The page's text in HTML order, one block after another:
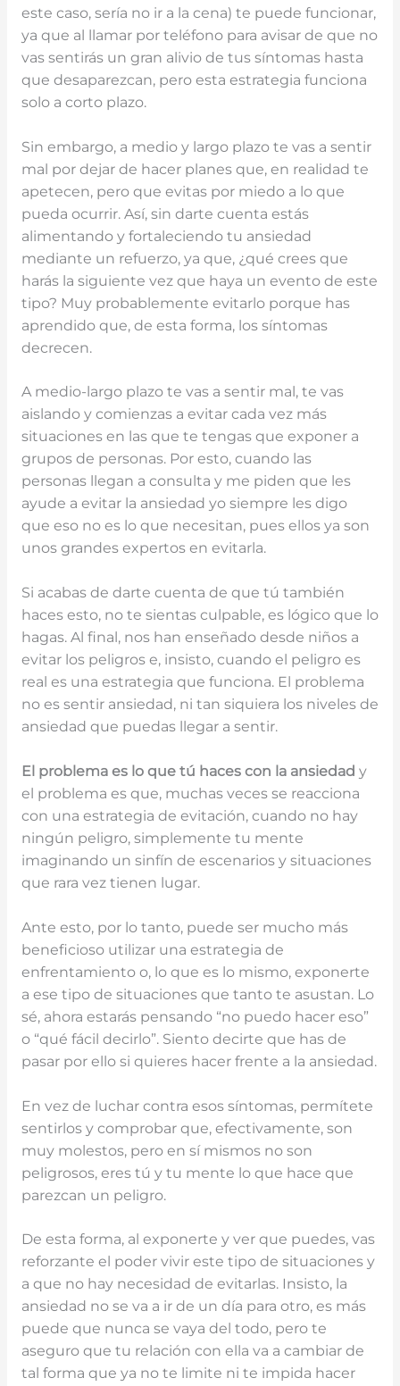
este caso, sería no ir a la cena) te puede funcionar,
ya que al llamar por teléfono para avisar de que no
vas sentirás un gran alivio de tus síntomas hasta
que desaparezcan, pero esta estrategia funciona
solo a corto plazo.
Sin embargo, a medio y largo plazo te vas a sentir
mal por dejar de hacer planes que, en realidad te
apetecen, pero que evitas por miedo a lo que
pueda ocurrir. Así, sin darte cuenta estás
alimentando y fortaleciendo tu ansiedad
mediante un refuerzo, ya que, ¿qué crees que
harás la siguiente vez que haya un evento de este
tipo? Muy probablemente evitarlo porque has
aprendido que, de esta forma, los síntomas
decrecen.
A medio-largo plazo te vas a sentir mal, te vas
aislando y comienzas a evitar cada vez más
situaciones en las que te tengas que exponer a
grupos de personas. Por esto, cuando las
personas llegan a consulta y me piden que les
ayude a evitar la ansiedad yo siempre les digo
que eso no es lo que necesitan, pues ellos ya son
unos grandes expertos en evitarla.
Si acabas de darte cuenta de que tú también
haces esto, no te sientas culpable, es lógico que lo
hagas. Al final, nos han enseñado desde niños a
evitar los peligros e, insisto, cuando el peligro es
real es una estrategia que funciona. El problema
no es sentir ansiedad, ni tan siquiera los niveles de
ansiedad que puedas llegar a sentir.
El problema es lo que tú haces con la ansiedad y
el problema es que, muchas veces se reacciona
con una estrategia de evitación, cuando no hay
ningún peligro, simplemente tu mente
imaginando un sinfín de escenarios y situaciones
que rara vez tienen lugar.
Ante esto, por lo tanto, puede ser mucho más
beneficioso utilizar una estrategia de
enfrentamiento o, lo que es lo mismo, exponerte
a ese tipo de situaciones que tanto te asustan. Lo
sé, ahora estarás pensando “no puedo hacer eso”
o “qué fácil decirlo”. Siento decirte que has de
pasar por ello si quieres hacer frente a la ansiedad.
En vez de luchar contra esos síntomas, permítete
sentirlos y comprobar que, efectivamente, son
muy molestos, pero en sí mismos no son
peligrosos, eres tú y tu mente lo que hace que
parezcan un peligro.
De esta forma, al exponerte y ver que puedes, vas
reforzante el poder vivir este tipo de situaciones y
a que no hay necesidad de evitarlas. Insisto, la
ansiedad no se va a ir de un día para otro, es más
puede que nunca se vaya del todo, pero te
aseguro que tu relación con ella va a cambiar de
tal forma que ya no te limite ni te impida hacer